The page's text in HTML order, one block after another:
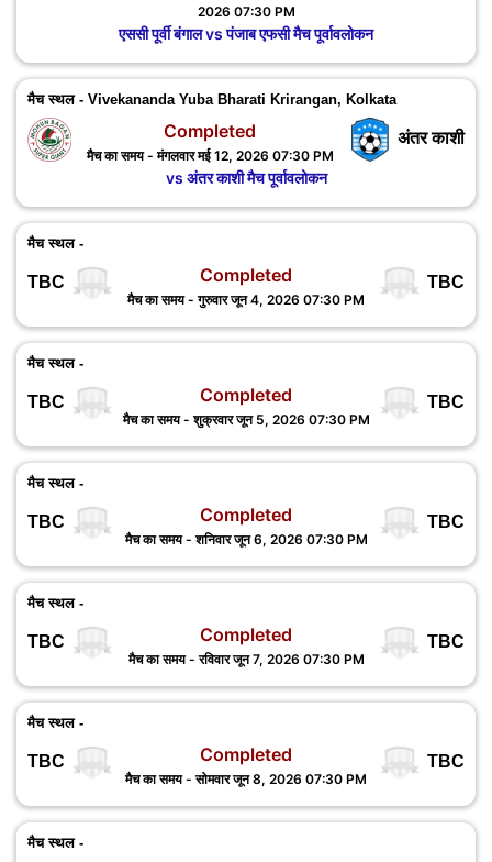
2026 07:30 PM
एससी पूर्वी बंगाल vs पंजाब एफसी मैच पूर्वावलोकन
मैच स्थल - Vivekananda Yuba Bharati Krirangan, Kolkata
अंतर काशी
Completed
मैच का समय - मंगलवार मई 12, 2026 07:30 PM
vs अंतर काशी मैच पूर्वावलोकन
मैच स्थल -
TBC TBC
Completed
मैच का समय - गुरुवार जून 4, 2026 07:30 PM
मैच स्थल -
TBC TBC
Completed
मैच का समय - शुक्रवार जून 5, 2026 07:30 PM
मैच स्थल -
TBC TBC
Completed
मैच का समय - शनिवार जून 6, 2026 07:30 PM
मैच स्थल -
TBC TBC
Completed
मैच का समय - रविवार जून 7, 2026 07:30 PM
मैच स्थल -
TBC TBC
Completed
मैच का समय - सोमवार जून 8, 2026 07:30 PM
मैच स्थल -